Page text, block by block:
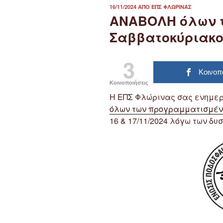
ΔΗΜΟΣΙΕΎΤΗΚΕ
16/11/2024 ΑΠΌ ΕΠΣ ΦΛΏΡΙΝΑΣ
ΑΝΑΒΟΛΗ όλων
3
Κοινοποιήσεις
Η ΕΠΣ Φλώρινας σας
όλων των
16 & 17/11/2024 λόγω των